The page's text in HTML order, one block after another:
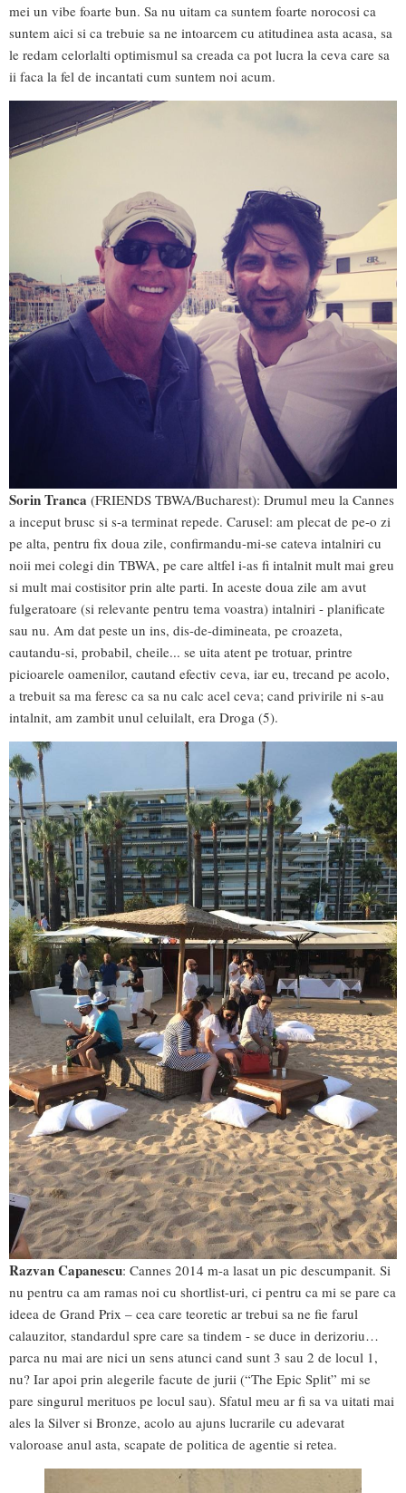
mei un vibe foarte bun. Sa nu uitam ca suntem foarte norocosi ca
suntem aici si ca trebuie sa ne intoarcem cu atitudinea asta acasa, sa
le redam celorlalti optimismul sa creada ca pot lucra la ceva care sa
ii faca la fel de incantati cum suntem noi acum.
Sorin Tranca (FRIENDS TBWA/Bucharest): Drumul meu la Cannes
a inceput brusc si s-a terminat repede. Carusel: am plecat de pe-o zi
pe alta, pentru fix doua zile, confirmandu-mi-se cateva intalniri cu
noii mei colegi din TBWA, pe care altfel i-as fi intalnit mult mai greu
si mult mai costisitor prin alte parti. In aceste doua zile am avut
fulgeratoare (si relevante pentru tema voastra) intalniri - planificate
sau nu. Am dat peste un ins, dis-de-dimineata, pe croazeta,
cautandu-si, probabil, cheile... se uita atent pe trotuar, printre
picioarele oamenilor, cautand efectiv ceva, iar eu, trecand pe acolo,
a trebuit sa ma feresc ca sa nu calc acel ceva; cand privirile ni s-au
intalnit, am zambit unul celuilalt, era Droga (5).
Razvan Capanescu: Cannes 2014 m-a lasat un pic descumpanit. Si
nu pentru ca am ramas noi cu shortlist-uri, ci pentru ca mi se pare ca
ideea de Grand Prix – cea care teoretic ar trebui sa ne fie farul
calauzitor, standardul spre care sa tindem - se duce in derizoriu…
parca nu mai are nici un sens atunci cand sunt 3 sau 2 de locul 1,
nu? Iar apoi prin alegerile facute de jurii (“The Epic Split” mi se
pare singurul merituos pe locul sau). Sfatul meu ar fi sa va uitati mai
ales la Silver si Bronze, acolo au ajuns lucrarile cu adevarat
valoroase anul asta, scapate de politica de agentie si retea.